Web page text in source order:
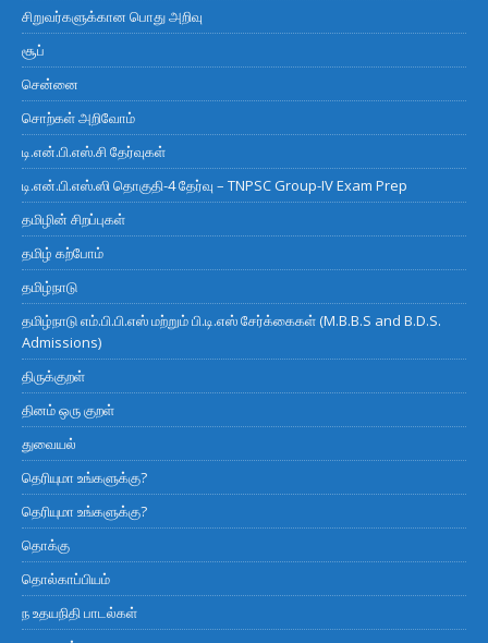
சிறுவர்களுக்கான பொது அறிவு
சூப்
சென்னை
சொற்கள் அறிவோம்
டி.என்.பி.எஸ்.சி தேர்வுகள்
டி.என்.பி.எஸ்.ஸி தொகுதி-4 தேர்வு – TNPSC Group-IV Exam Prep
தமிழின் சிறப்புகள்
தமிழ் கற்போம்
தமிழ்நாடு
தமிழ்நாடு எம்.பி.பி.எஸ் மற்றும் பி.டி.எஸ் சேர்க்கைகள் (M.B.B.S and B.D.S.
Admissions)
திருக்குறள்
தினம் ஒரு குறள்
துவையல்
தெரியுமா உங்களுக்கு?
தெரியுமா உங்களுக்கு?
தொக்கு
தொல்காப்பியம்
ந உதயநிதி பாடல்கள்